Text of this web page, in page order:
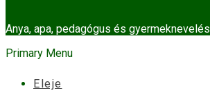
Anya, apa, pedagógus és gyermeknevelés
Primary Menu
Eleje